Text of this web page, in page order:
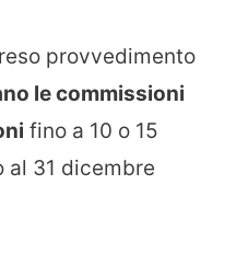
provvedimento
le commissioni
fino a 10 o 15
al 31 dicembre